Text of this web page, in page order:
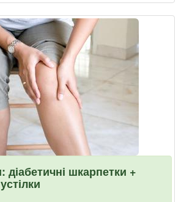
діабетичні шкарпетки +